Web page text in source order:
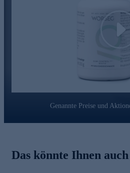
Play
Genannte Preise und
Das könnte Ihnen